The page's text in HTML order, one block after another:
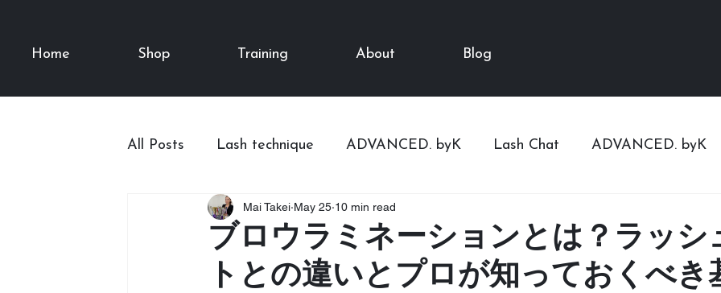
Home Shop Training About Blog
All Posts Lash technique ADVANCED. byK Lash Chat ADVANCED. byK
Daily chat Lash Lift 日本語 Basic
Basic knowledge of Lashes Mai
ブロウラミネーションとは？ラッシ
トとの違いとプロが知っておくべき
Mai Takei May 25 10 min read